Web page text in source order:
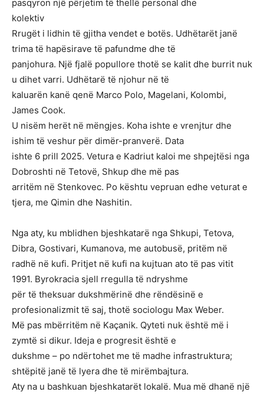
pasqyron një përjetim të thellë personal dhe
kolektiv
Rrugët i lidhin të gjitha vendet e botës. Udhëtarët janë
trima të hapësirave të pafundme dhe të
panjohura. Një fjalë popullore thotë se kalit dhe burrit nuk
u dihet varri. Udhëtarë të njohur në të
kaluarën kanë qenë Marco Polo, Magelani, Kolombi,
James Cook.
U nisëm herët në mëngjes. Koha ishte e vrenjtur dhe
ishim të veshur për dimër-pranverë. Data
ishte 6 prill 2025. Vetura e Kadriut kaloi me shpejtësi nga
Dobroshti në Tetovë, Shkup dhe më pas
arritëm në Stenkovec. Po kështu vepruan edhe veturat e
tjera, me Qimin dhe Nashitin.
Nga aty, ku mblidhen bjeshkatarë nga Shkupi, Tetova,
Dibra, Gostivari, Kumanova, me autobusë, pritëm në
radhë në kufi. Pritjet në kufi na kujtuan ato të pas vitit
1991. Byrokracia sjell rregulla të ndryshme
për të theksuar dukshmërinë dhe rëndësinë e
profesionalizmit të saj, thotë sociologu Max Weber.
Më pas mbërritëm në Kaçanik. Qyteti nuk është më i
zymtë si dikur. Ideja e progresit është e
dukshme – po ndërtohet me të madhe infrastruktura;
shtëpitë janë të lyera dhe të mirëmbajtura.
Aty na u bashkuan bjeshkatarët lokalë. Mua më dhanë një